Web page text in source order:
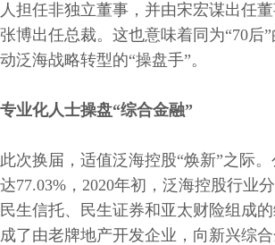
人担任非独立董事，并由宋宏谋出任
张博出任总裁。这也意味着同为“70后
动泛海战略转型的“操盘手”。
专业化人士操盘“综合金融”
此次换届，适值泛海控股“焕新”之际
达77.03%，2020年初，泛海控股行业
民生信托、民生证券和亚太财险组成
成了由老牌地产开发企业，向新兴综